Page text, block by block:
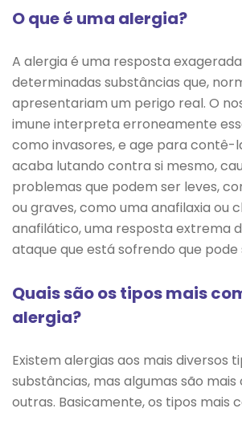
O que é uma alergia?
A alergia é uma resposta
determinadas substâncias que,
apresentariam um perigo real. O
imune interpreta erroneamente
como invasores, e age para contê-
acaba lutando contra si mesmo,
problemas que podem ser leves,
ou graves, como uma anafilaxia ou
anafilático, uma resposta extrema
ataque que está sofrendo que pode
Quais são os tipos mais
alergia?
Existem alergias aos mais diversos
substâncias, mas algumas são mais
outras. Basicamente, os tipos mais